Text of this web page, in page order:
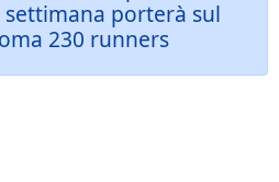
porterà sul
230 runners